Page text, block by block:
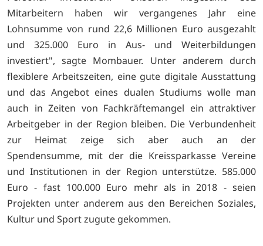
Mitarbeitern haben wir vergangenes Jahr eine
Lohnsumme von rund 22,6 Millionen Euro ausgezahlt
und 325.000 Euro in Aus- und Weiterbildungen
investiert", sagte Mombauer. Unter anderem durch
flexiblere Arbeitszeiten, eine gute digitale Ausstattung
und das Angebot eines dualen Studiums wolle man
auch in Zeiten von Fachkräftemangel ein attraktiver
Arbeitgeber in der Region bleiben. Die Verbundenheit
zur Heimat zeige sich aber auch an der
Spendensumme, mit der die Kreissparkasse Vereine
und Institutionen in der Region unterstütze. 585.000
Euro - fast 100.000 Euro mehr als in 2018 - seien
Projekten unter anderem aus den Bereichen Soziales,
Kultur und Sport zugute gekommen.